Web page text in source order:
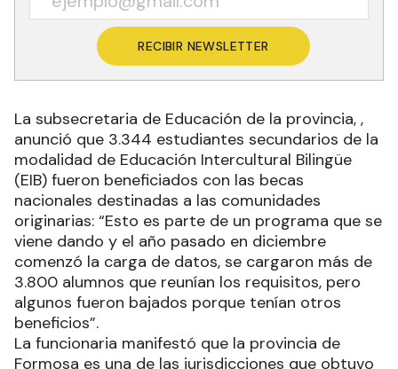
RECIBIR NEWSLETTER
La subsecretaria de Educación de la provincia, ,
anunció que 3.344 estudiantes secundarios de la
modalidad de Educación Intercultural Bilingüe
(EIB) fueron beneficiados con las becas
nacionales destinadas a las comunidades
originarias: “Esto es parte de un programa que se
viene dando y el año pasado en diciembre
comenzó la carga de datos, se cargaron más de
3.800 alumnos que reunían los requisitos, pero
algunos fueron bajados porque tenían otros
beneficios”.
La funcionaria manifestó que la provincia de
Formosa es una de las jurisdicciones que obtuvo